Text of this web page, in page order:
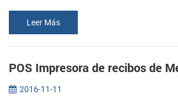
hostelería sec...
Leer Más
2016-11-11